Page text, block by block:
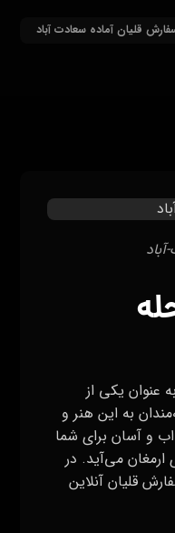
قلیان آماده سعادت آباد
عنوان یکی از
به این هنر و
و آسان برای شما
ارمغان می‌آید. در
قلیان آنلاین